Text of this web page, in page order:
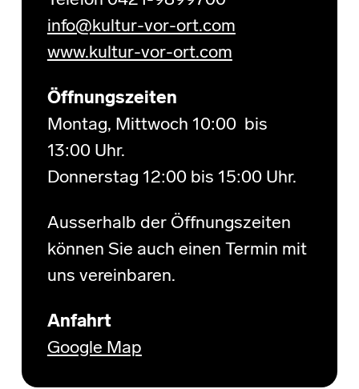
info@kultur-vor-ort.com
www.kultur-vor-ort.com
Öffnungszeiten
Montag, Mittwoch 10:00 bis
13:00 Uhr.
Donnerstag 12:00 bis 15:00 Uhr.
Ausserhalb der Öffnungszeiten
können Sie auch einen Termin mit
uns vereinbaren.
Anfahrt
Google Map